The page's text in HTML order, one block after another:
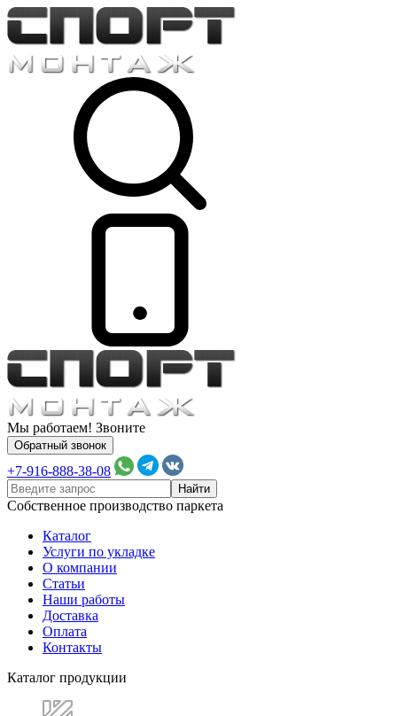
Мы работаем! Звоните
Обратный звонок
+7-916-888-38-08
Собственное производство паркета
Каталог
Услуги по укладке
О компании
Статьи
Наши работы
Доставка
Оплата
Контакты
Каталог продукции